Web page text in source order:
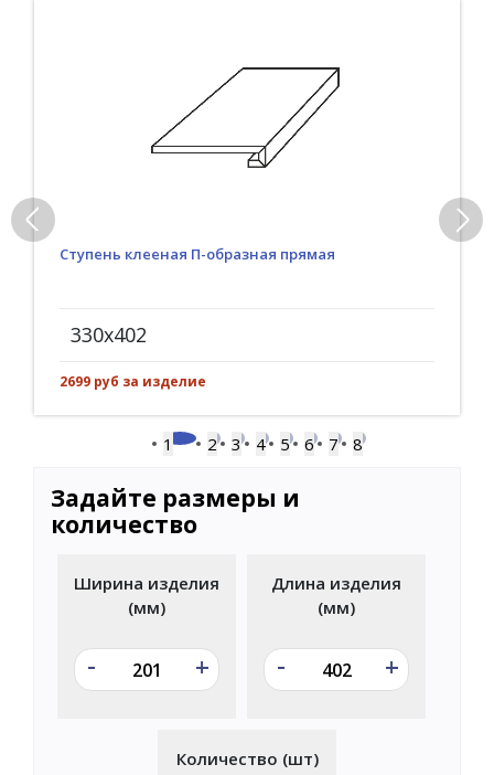
Ступень клееная П-образная прямая
330x402
2699 руб за изделие
1 2 3 4 5 6 7 8
Задайте размеры и
количество
Ширина изделия
(мм)
- +
Длина изделия
(мм)
- +
Количество (шт)